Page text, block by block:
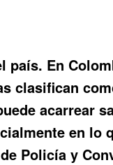
país. En
clasifican
acarrear
en lo
Policía y